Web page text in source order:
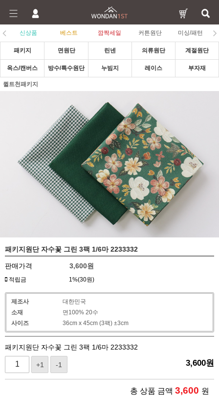
신상품 베스트 깜짝세일 커튼원단 미싱/패턴
패키지 면원단 린넨 의류원단 계절원단
옥스/캔버스 방수/특수원단 누빔지 레이스 부자재
퀼트천패키지
패키지원단 자수꽃 그린 3팩 1/6마 2233332
판매가격 3,600원
적립금 1%(30원)
제조사
대한민국
소재
면100% 20수
사이즈
36cm x 45cm (3팩) ±3cm
패키지원단 자수꽃 그린 3팩 1/6마 2233332
+1 -1 3,600원
총 상품 금액 3,600 원